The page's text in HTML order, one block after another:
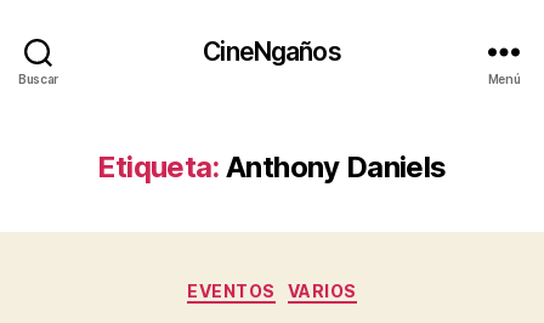
Buscar
CineNgaños
Menú
Etiqueta: Anthony Daniels
Categorías
EVENTOS VARIOS